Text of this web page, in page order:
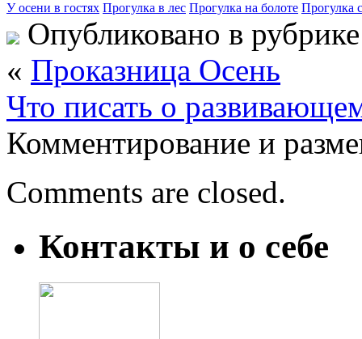
У осени в гостях Прогулка в лес Прогулка на болоте Прогулка
Опубликовано в
« Проказница Осень
Что писать о
Комментирование и
Comments are closed.
Контакты и о себе